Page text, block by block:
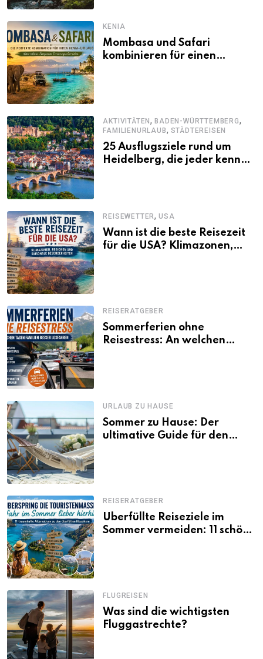
KENIA
Mombasa und Safari
kombinieren für einen
AKTIVITÄTEN,BADEN-WÜRTTEMBERG,
FAMILIENURLAUB, STÄDTEREISEN
25 Ausflugsziele rund um
Heidelberg, die jeder kennen
REISEWETTER,USA
Wann ist die beste Reisezeit
für die USA? Klimazonen,
REISERATGEBER
Sommerferien ohne
Reisestress: An welchen
URLAUB ZU HAUSE
Sommer zu Hause: Der
ultimative Guide für den
REISERATGEBER
Überfüllte Reiseziele im
Sommer vermeiden: 11 schöne
FLUGREISEN
Was sind die wichtigsten
Fluggastrechte?